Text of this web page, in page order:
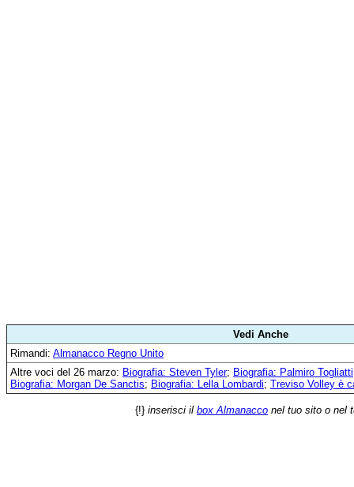
Vedi Anche
Rimandi: Almanacco Regno Unito
Altre voci del 26 marzo: Biografia: Steven Tyler; Biografia: Palmiro Togliatti
Biografia: Morgan De Sanctis; Biografia: Lella Lombardi; Treviso Volley è
{!} inserisci il box Almanacco nel tuo sito o nel